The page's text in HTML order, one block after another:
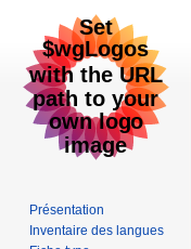
Présentation
Inventaire des langues